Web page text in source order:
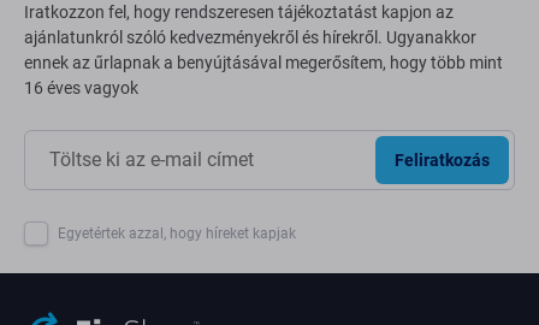
Iratkozzon fel, hogy rendszeresen tájékoztatást kapjon az
ajánlatunkról szóló kedvezményekről és hírekről. Ugyanakkor
ennek az űrlapnak a benyújtásával megerősítem, hogy több mint
16 éves vagyok
Feliratkozás
Egyetértek azzal, hogy híreket kapjak